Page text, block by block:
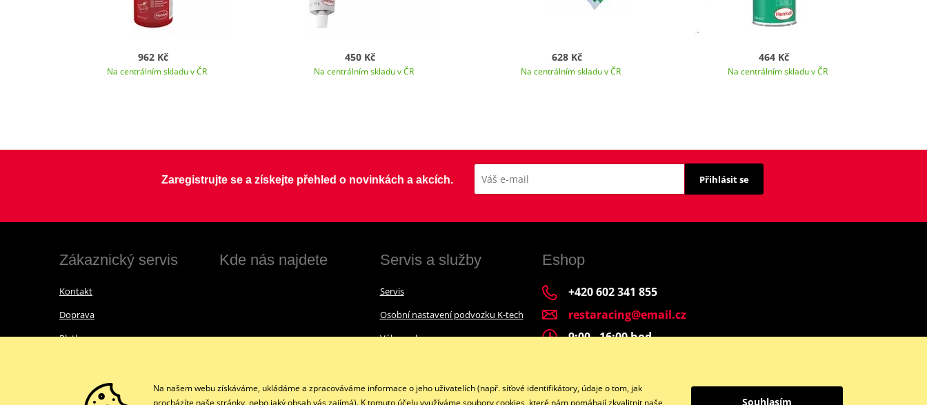
962 Kč
Na centrálním skladu v ČR
450 Kč
Na centrálním skladu v ČR
628 Kč
Na centrálním skladu v ČR
464 Kč
Na centrálním skladu v ČR
Zaregistrujte se a získejte přehled o novinkách a akcích. Přihlásit se
Zákaznický servis
Kontakt
Doprava
Platba
Obchodní podmínky
Kde nás najdete Servis a služby
Servis
Osobní nastavení podvozku K-tech
Výkup a bazar
Eshop
+420 602 341 855
restaracing@email.cz
9:00 - 16:00 hod.
Facebook Instagram
Na našem webu získáváme, ukládáme a zpracováváme informace o jeho uživatelích (např. síťové identifikátory, údaje o tom, jak
procházíte naše stránky, nebo jaký obsah vás zajímá). K tomuto účelu využíváme soubory cookies, které nám pomáhají zkvalitnit naše
Souhlasím